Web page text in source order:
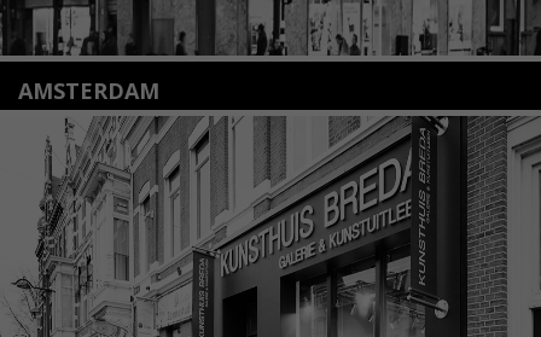
AMSTERDAM
Amstelveenseweg 135
1075 VX Amsterdam
+31 (0)20 2332546
info@kunsthuisamsterdam.nl
Lees meer